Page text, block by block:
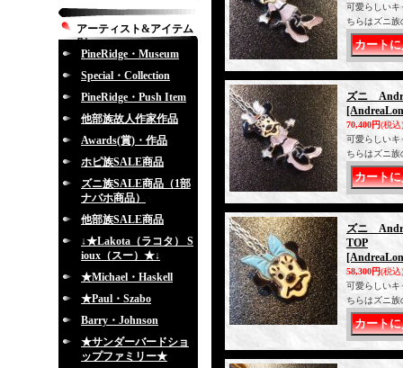
アーティスト&アイテム
別
PineRidge・Museum
Special・Collection
PineRidge・Push Item
他部族故人作家作品
Awards(賞)・作品
ホピ族SALE商品
ズニ族SALE商品（1部
ナバホ商品）
他部族SALE商品
↓★Lakota（ラコタ） S
ioux（スー）★↓
★Michael・Haskell
★Paul・Szabo
Barry・Johnson
★サンダーバードショ
ップファミリー★
可愛らしいキ
ちらはズニ
ズニ
70,400円(税込)
可愛らしいキ
ちらはズニ
ズニ
TOP
58,300円(税込)
可愛らしいキ
ちらはズニ